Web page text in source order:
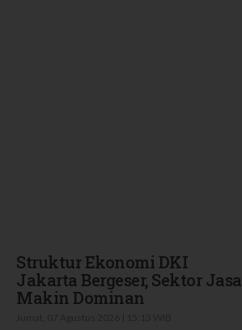
Struktur Ekonomi DKI
Jakarta Bergeser, Sektor Jasa
Makin Dominan